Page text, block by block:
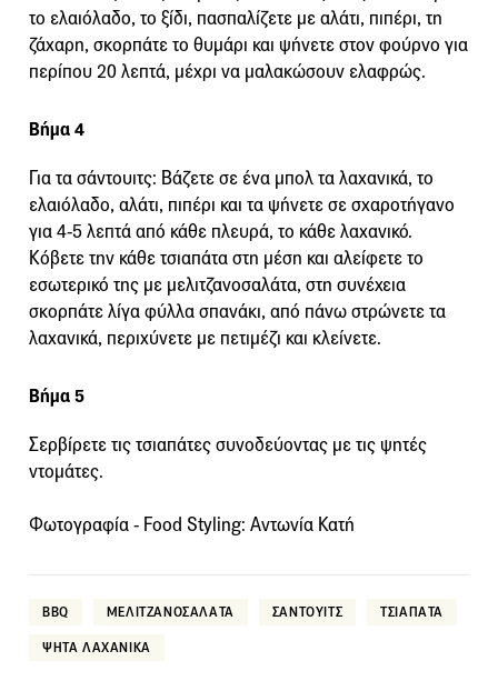
το ελαιόλαδο, το ξίδι, πασπαλίζετε με αλάτι, πιπέρι, τη
ζάχαρη, σκορπάτε το θυμάρι και ψήνετε στον φούρνο για
περίπου 20 λεπτά, μέχρι να μαλακώσουν ελαφρώς.
Βήμα 4
Για τα σάντουιτς: Βάζετε σε ένα μπολ τα λαχανικά, το
ελαιόλαδο, αλάτι, πιπέρι και τα ψήνετε σε σχαροτήγανο
για 4-5 λεπτά από κάθε πλευρά, το κάθε λαχανικό.
Κόβετε την κάθε τσιαπάτα στη μέση και αλείφετε το
εσωτερικό της με μελιτζανοσαλάτα, στη συνέχεια
σκορπάτε λίγα φύλλα σπανάκι, από πάνω στρώνετε τα
λαχανικά, περιχύνετε με πετιμέζι και κλείνετε.
Βήμα 5
Σερβίρετε τις τσιαπάτες συνοδεύοντας με τις ψητές
ντομάτες.
Φωτογραφία - Food Styling: Αντωνία Κατή
BBQ ΜΕΛΙΤΖΑΝΟΣΑΛΑΤΑ ΣΑΝΤΟΥΙΤΣ ΤΣΙΑΠΑΤΑ
ΨΗΤΑ ΛΑΧΑΝΙΚΑ